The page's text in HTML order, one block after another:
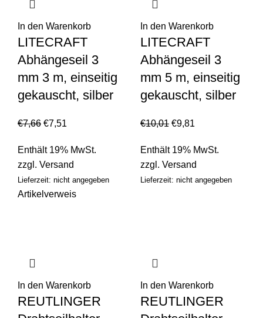
In den Warenkorb
LITECRAFT
Abhängeseil 3
mm 3 m, einseitig
gekauscht, silber
€7,66 €7,51
Enthält 19% MwSt.
zzgl. Versand
Lieferzeit: nicht angegeben
In den Warenkorb
LITECRAFT
Abhängeseil 3
mm 5 m, einseitig
gekauscht, silber
€10,01 €9,81
Enthält 19% MwSt.
zzgl. Versand
Lieferzeit: nicht angegeben
Artikelverweis
In den Warenkorb
REUTLINGER
In den Warenkorb
REUTLINGER